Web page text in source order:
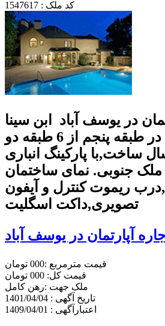
کد ملک : 1547617
در یوسف آباد ابن سینا
170 متر3 خوابه در طبقه پنجم از 6 طبقه دو
ساخت,با پارکینگ انباری
جنوبی. نمای ساختمان
ریموت کنترل و آیفون
تصویری,داکت اسگلیت
اجاره آپارتمان در یوسف آباد
قیمت مترمربع :000 تومان
قیمت کل: 000 تومان
ملک جهت :رهن کامل
تاریخ آگهی : 1401/04/04
اعتبارآگهی : 1409/04/01